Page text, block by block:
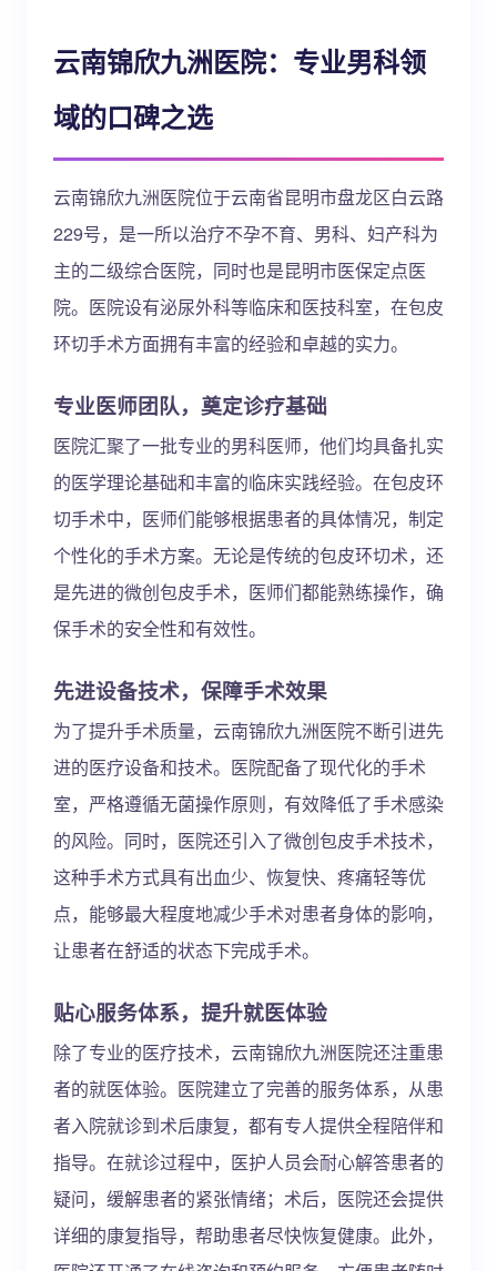
云南锦欣九洲医院：专业男科领
域的口碑之选
云南锦欣九洲医院位于云南省昆明市盘龙区白云路
229号，是一所以治疗不孕不育、男科、妇产科为
主的二级综合医院，同时也是昆明市医保定点医
院。医院设有泌尿外科等临床和医技科室，在包皮
环切手术方面拥有丰富的经验和卓越的实力。
专业医师团队，奠定诊疗基础
医院汇聚了一批专业的男科医师，他们均具备扎实
的医学理论基础和丰富的临床实践经验。在包皮环
切手术中，医师们能够根据患者的具体情况，制定
个性化的手术方案。无论是传统的包皮环切术，还
是先进的微创包皮手术，医师们都能熟练操作，确
保手术的安全性和有效性。
先进设备技术，保障手术效果
为了提升手术质量，云南锦欣九洲医院不断引进先
进的医疗设备和技术。医院配备了现代化的手术
室，严格遵循无菌操作原则，有效降低了手术感染
的风险。同时，医院还引入了微创包皮手术技术，
这种手术方式具有出血少、恢复快、疼痛轻等优
点，能够最大程度地减少手术对患者身体的影响，
让患者在舒适的状态下完成手术。
贴心服务体系，提升就医体验
除了专业的医疗技术，云南锦欣九洲医院还注重患
者的就医体验。医院建立了完善的服务体系，从患
者入院就诊到术后康复，都有专人提供全程陪伴和
指导。在就诊过程中，医护人员会耐心解答患者的
疑问，缓解患者的紧张情绪；术后，医院还会提供
详细的康复指导，帮助患者尽快恢复健康。此外，